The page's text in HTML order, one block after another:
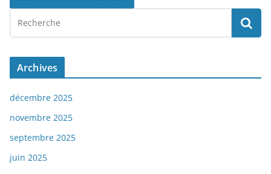
Archives
décembre 2025
novembre 2025
septembre 2025
juin 2025